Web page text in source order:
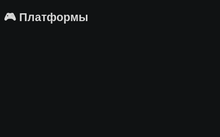
🎮 Платформы